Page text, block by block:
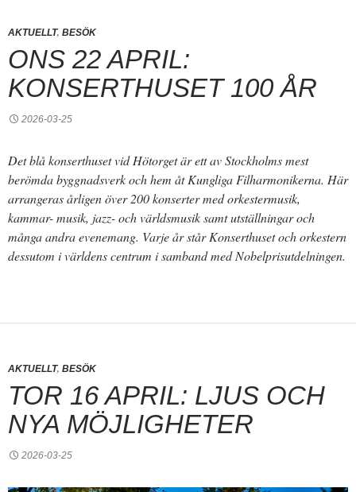
AKTUELLT, BESÖK
ONS 22 APRIL:
KONSERTHUSET 100 ÅR
2026-03-25
Det blå konserthuset vid Hötorget är ett av Stockholms mest
berömda byggnadsverk och hem åt Kungliga Filharmonikerna. Här
arrangeras årligen över 200 konserter med orkestermusik,
kammar- musik, jazz- och världsmusik samt utställningar och
många andra evenemang. Varje år står Konserthuset och orkestern
dessutom i världens centrum i samband med Nobelprisutdelningen.
AKTUELLT, BESÖK
TOR 16 APRIL: LJUS OCH
NYA MÖJLIGHETER
2026-03-25